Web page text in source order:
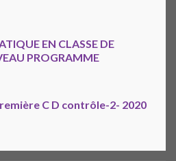
EN CLASSE DE
PROGRAMME
C D contrôle-2- 2020